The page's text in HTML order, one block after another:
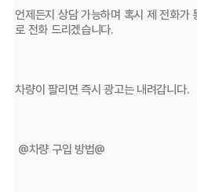
언제든지 상담 가능하며 혹시 제 전화가
로 전화 드리겠습니다.
차량이 팔리면 즉시 광고는 내려갑니다.
@차량 구입 방법@